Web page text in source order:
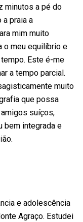
minutos a pé do
a praia a
mim muito
o meu equilíbrio e
Este é-me
a tempo parcial.
muito
que possa
suíços,
bem integrada e
e adolescência
Agraço. Estudei